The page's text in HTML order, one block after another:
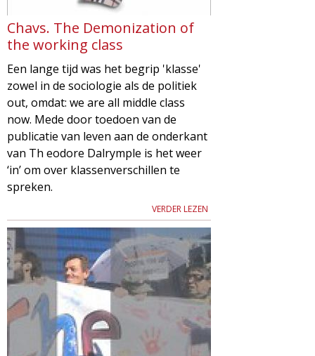
Chavs. The Demonization of
the working class
Een lange tijd was het begrip 'klasse'
zowel in de sociologie als de politiek
out, omdat: we are all middle class
now. Mede door toedoen van de
publicatie van leven aan de onderkant
van Th eodore Dalrymple is het weer
‘in’ om over klassenverschillen te
spreken.
VERDER LEZEN